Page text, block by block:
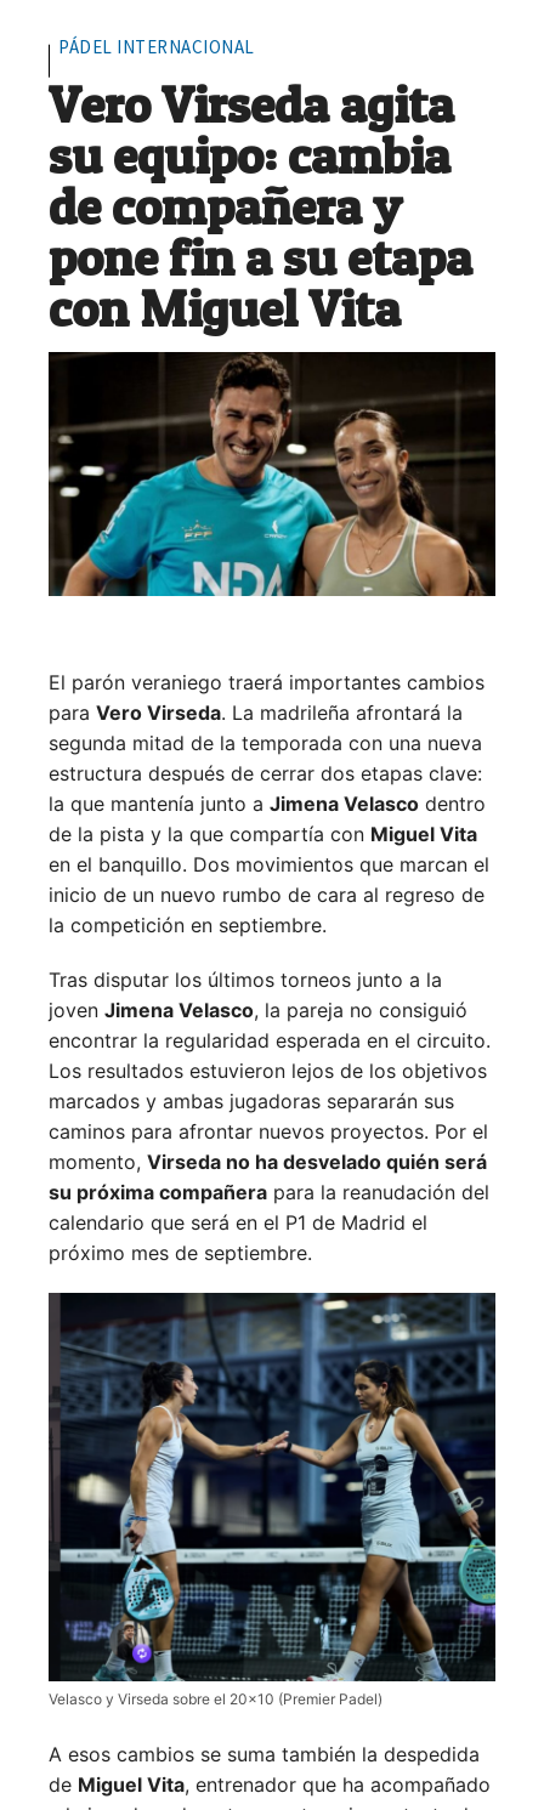
PÁDEL INTERNACIONAL
Vero Virseda agita
su equipo: cambia
de compañera y
pone fin a su etapa
con Miguel Vita
El parón veraniego traerá importantes cambios
para Vero Virseda. La madrileña afrontará la
segunda mitad de la temporada con una nueva
estructura después de cerrar dos etapas clave:
la que mantenía junto a Jimena Velasco dentro
de la pista y la que compartía con Miguel Vita
en el banquillo. Dos movimientos que marcan el
inicio de un nuevo rumbo de cara al regreso de
la competición en septiembre.
Tras disputar los últimos torneos junto a la
joven Jimena Velasco, la pareja no consiguió
encontrar la regularidad esperada en el circuito.
Los resultados estuvieron lejos de los objetivos
marcados y ambas jugadoras separarán sus
caminos para afrontar nuevos proyectos. Por el
momento, Virseda no ha desvelado quién será
su próxima compañera para la reanudación del
calendario que será en el P1 de Madrid el
próximo mes de septiembre.
Velasco y Virseda sobre el 20×10 (Premier Padel)
A esos cambios se suma también la despedida
de Miguel Vita, entrenador que ha acompañado